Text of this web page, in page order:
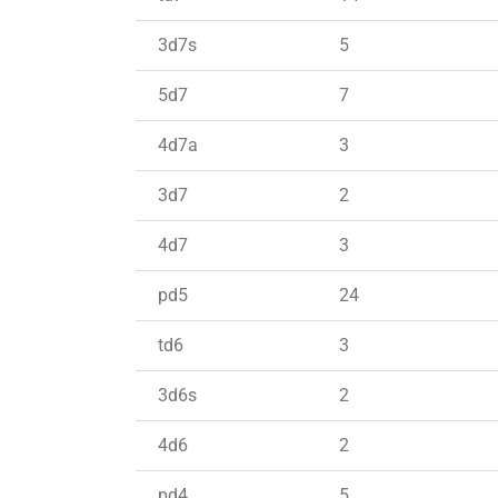
3d7s 5
5d7 7
4d7a 3
3d7 2
4d7 3
pd5 24
td6 3
3d6s 2
4d6 2